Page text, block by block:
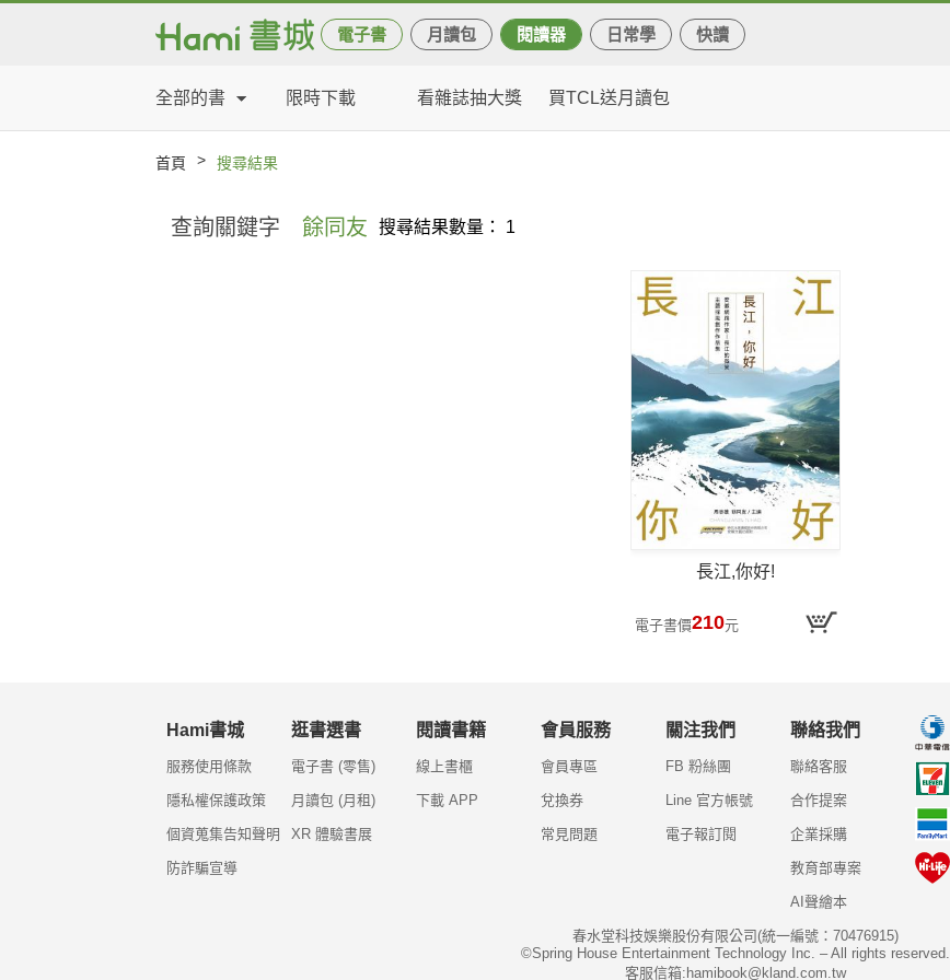
電子書 月讀包 閱讀器 日常學 快讀
全部的書 限時下載 看雜誌抽大獎 買TCL送月讀包
首頁 > 搜尋結果
查詢關鍵字 餘同友 搜尋結果數量： 1
長江,你好!
電子書價210元
Hami書城
服務使用條款
隱私權保護政策
個資蒐集告知聲明
防詐騙宣導
逛書選書
電子書 (零售)
月讀包 (月租)
XR 體驗書展
閱讀書籍
線上書櫃
下載 APP
會員服務
會員專區
兌換券
常見問題
關注我們
FB 粉絲團
Line 官方帳號
電子報訂閱
聯絡我們
聯絡客服
合作提案
企業採購
教育部專案
AI聲繪本
春水堂科技娛樂股份有限公司(統一編號：70476915)
©Spring House Entertainment Technology Inc. – All rights reserved.
客服信箱:hamibook@kland.com.tw